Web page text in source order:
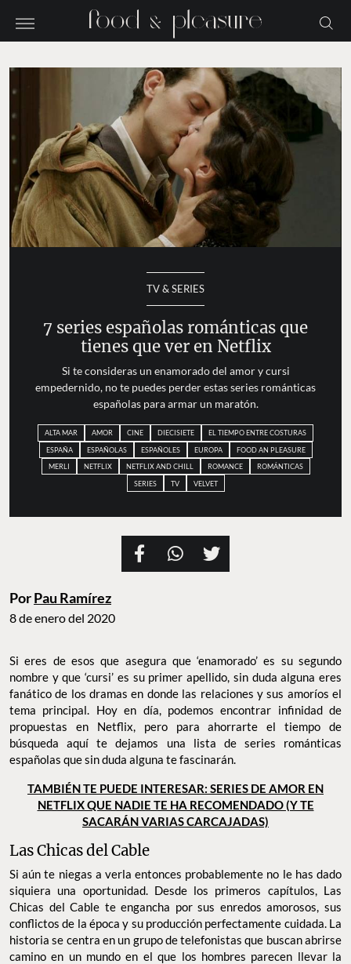
TV & SERIES
7 series españolas románticas que
tienes que ver en Netflix
Si te consideras un enamorado del amor y cursi
empedernido, no te puedes perder estas series románticas
españolas para armar un maratón.
ALTA MAR AMOR CINE DIECISIETE
EL TIEMPO ENTRE COSTURAS
ESPAÑA
ESPAÑOLAS ESPAÑOLES EUROPA
FOOD AN PLEASURE
MERLI
NETFLIX NETFLIX AND CHILL ROMANCE
ROMÁNTICAS
SERIES
TV VELVET
PorPau Ramírez
8 de enero del 2020
Si eres de esos que asegura que ‘enamorado’ es su segundo
nombre y que ‘cursi’ es su primer apellido, sin duda alguna eres
fanático de los dramas en donde las relaciones y sus amoríos el
tema principal. Hoy en día, podemos encontrar infinidad de
propuestas en Netflix, pero para ahorrarte el tiempo de
búsqueda aquí te dejamos una lista de series románticas
españolas que sin duda alguna te fascinarán.
TAMBIÉN TE PUEDE INTERESAR: SERIES DE AMOR EN
NETFLIX QUE NADIE TE HA RECOMENDADO (Y TE
SACARÁN VARIAS CARCAJADAS)
Las Chicas del Cable
Si aún te niegas a verla entonces probablemente no le has dado
siquiera una oportunidad. Desde los primeros capítulos, Las
Chicas del Cable te engancha por sus enredos amorosos, sus
conflictos de la época y su producción perfectamente cuidada. La
historia se centra en un grupo de telefonistas que buscan abrirse
camino en un mundo en el que los hombres parecen llevar la